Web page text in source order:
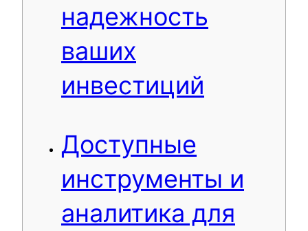
надежность
ваших
инвестиций
Доступные
инструменты и
аналитика для